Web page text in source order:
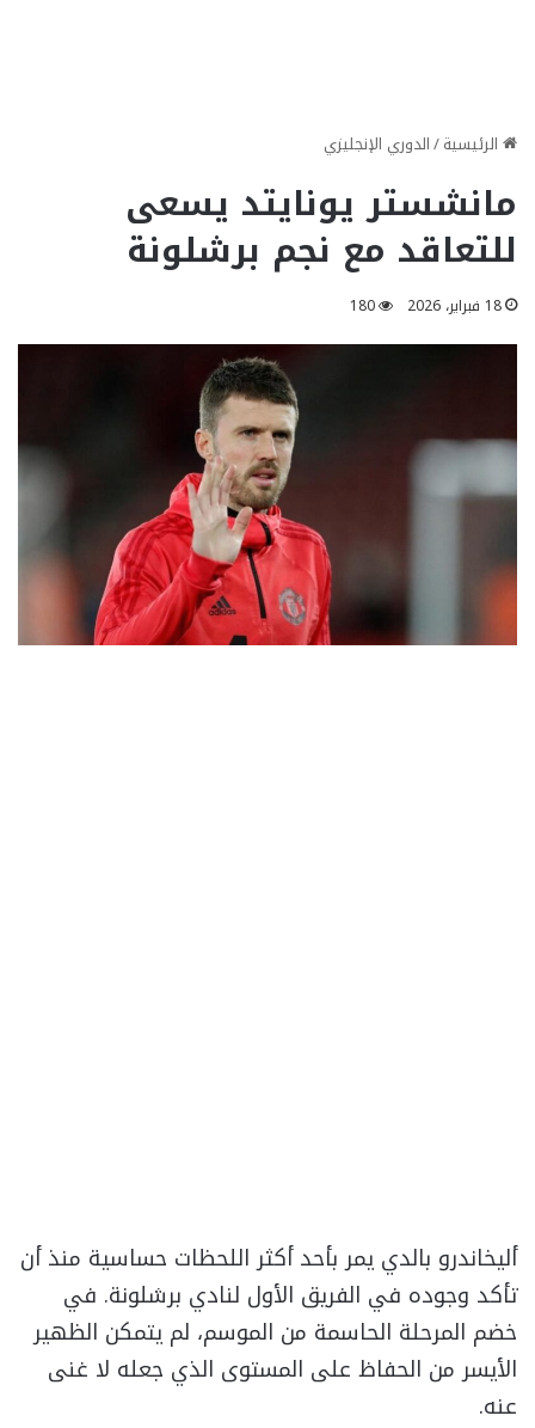
الرئيسية/الدوري الإنجليزي
مانشستر يونايتد يسعى
للتعاقد مع نجم برشلونة
18 فبراير، 2026 180
أليخاندرو بالدي يمر بأحد أكثر اللحظات حساسية منذ أن
تأكد وجوده في الفريق الأول لنادي برشلونة. في
خضم المرحلة الحاسمة من الموسم، لم يتمكن الظهير
الأيسر من الحفاظ على المستوى الذي جعله لا غنى
عنه.